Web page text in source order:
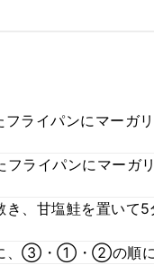
ライパンにマーガ
ライパンにマーガ
、甘塩鮭を置いて
、③・①・②の順に